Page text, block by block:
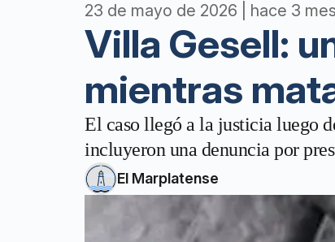
23 de mayo de 2026 | hace 3
Villa Gesell:
mientras
El caso llegó a la justicia luego
incluyeron una denuncia por
El Marplatense